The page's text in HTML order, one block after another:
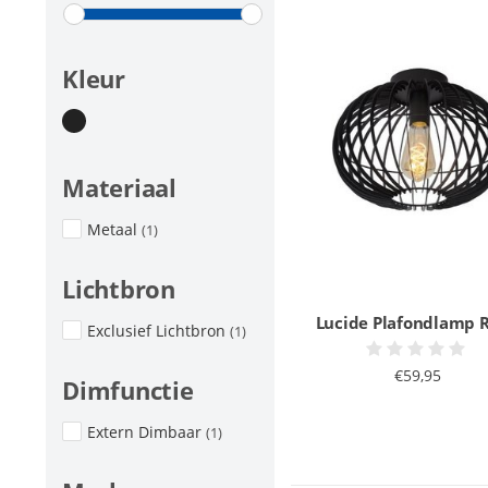
Kleur
Materiaal
Metaal (1)
Lichtbron
Exclusief Lichtbron (1)
Dimfunctie
Extern Dimbaar (1)
Lucide Plafondlamp
€59,95